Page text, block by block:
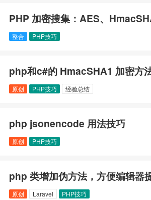
PHP 加密搜集：AES、
整合 PHP技巧
php和c#的 HmacSHA1 加密方
原创 PHP技巧 经验总结
php jsonencode 用法技巧
原创 PHP技巧
php 类增加伪方法，方便编辑器
原创 Laravel PHP技巧